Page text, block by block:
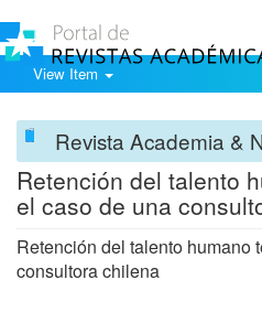
View Item
Revista Academia &
Retención del talento
el caso de una
Retención del talento humano
consultora chilena